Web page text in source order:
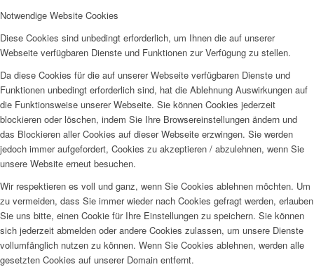
Notwendige Website Cookies
Diese Cookies sind unbedingt erforderlich, um Ihnen die auf unserer
Webseite verfügbaren Dienste und Funktionen zur Verfügung zu stellen.
Da diese Cookies für die auf unserer Webseite verfügbaren Dienste und
Funktionen unbedingt erforderlich sind, hat die Ablehnung Auswirkungen auf
die Funktionsweise unserer Webseite. Sie können Cookies jederzeit
blockieren oder löschen, indem Sie Ihre Browsereinstellungen ändern und
das Blockieren aller Cookies auf dieser Webseite erzwingen. Sie werden
jedoch immer aufgefordert, Cookies zu akzeptieren / abzulehnen, wenn Sie
unsere Website erneut besuchen.
Wir respektieren es voll und ganz, wenn Sie Cookies ablehnen möchten. Um
zu vermeiden, dass Sie immer wieder nach Cookies gefragt werden, erlauben
Sie uns bitte, einen Cookie für Ihre Einstellungen zu speichern. Sie können
sich jederzeit abmelden oder andere Cookies zulassen, um unsere Dienste
vollumfänglich nutzen zu können. Wenn Sie Cookies ablehnen, werden alle
gesetzten Cookies auf unserer Domain entfernt.